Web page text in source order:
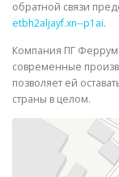
обратной связи
etbh2aljayf.xn--p1ai.
Компания ПГ Феррум
современные
позволяет ей
страны в целом.